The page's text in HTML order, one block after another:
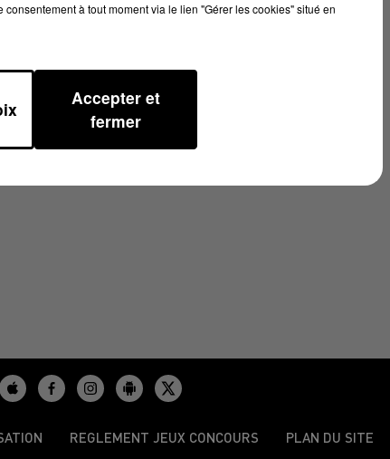
REGLEMENT JEUX CONCOURS PLAN DU SITE
à tout moment via le lien "Gérer les cookies" situé en
Accepter et
fermer